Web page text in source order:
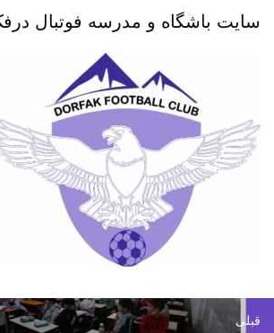
سایت باشگاه و مدرسه فوتبال
قبلی